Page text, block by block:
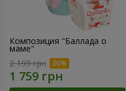
Композиция "Баллада о
маме"
2 199 грн